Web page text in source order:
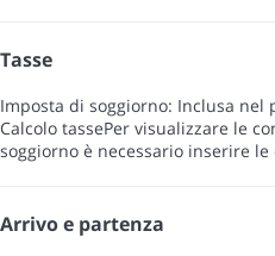
Tasse
Imposta di soggiorno: Inclusa nel
Calcolo tassePer visualizzare le
soggiorno è necessario inserire
Arrivo e partenza